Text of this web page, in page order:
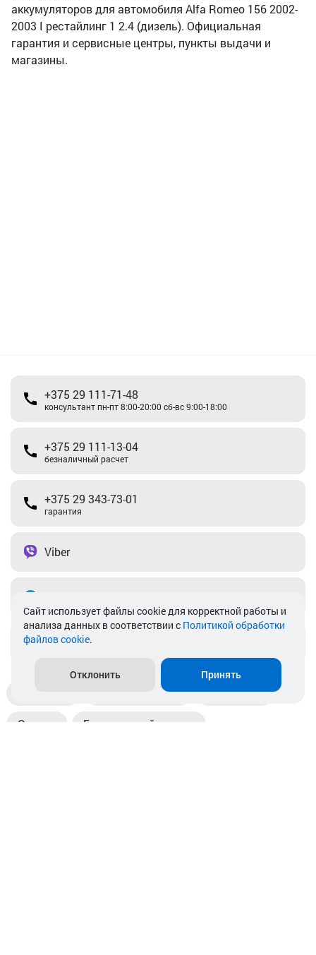
аккумуляторов для автомобиля Alfa Romeo 156 2002-
2003 I рестайлинг 1 2.4 (дизель). Официальная
гарантия и сервисные центры, пункты выдачи и
магазины.
+375 29 111-71-48
консультант пн-пт 8:00-20:00 сб-вс 9:00-18:00
+375 29 111-13-04
безналичный расчет
+375 29 343-73-01
гарантия
Viber
info@akkamulik.by
Пункты выдачи Магазины
Оплата Безналичный расчет
Cайт использует файлы cookie для корректной работы и
анализа данных в соответствии с Политикой обработки
файлов cookie.
Отклонить Принять